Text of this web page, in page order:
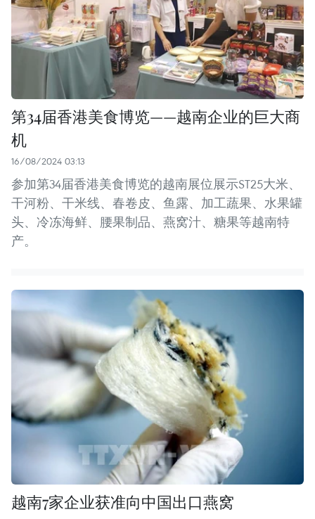
第34届香港美食博览——越南企业的巨大商
机
16/08/2024 03:13
参加第34届香港美食博览的越南展位展示ST25大米、
干河粉、干米线、春卷皮、鱼露、加工蔬果、水果罐
头、冷冻海鲜、腰果制品、燕窝汁、糖果等越南特
产。
越南7家企业获准向中国出口燕窝